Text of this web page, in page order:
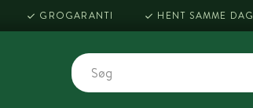
GROGARANTI HENT SAMME DAG